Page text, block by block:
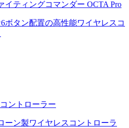
イティングコマンダー OCTA Pro
ボタン配置の高性能ワイヤレスコ
ントローラー
ーン製ワイヤレスコントローラ